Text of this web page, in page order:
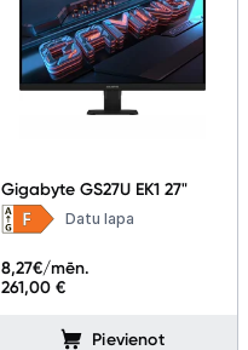
Gigabyte GS27U EK1 27"
Datu lapa
261,00 €
8,27€/mēn.
Pievienot